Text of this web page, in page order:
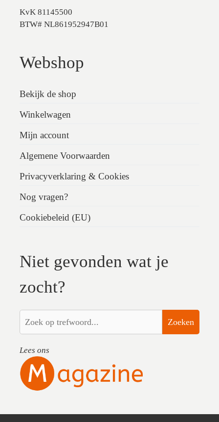
KvK 81145500
BTW# NL861952947B01
Webshop
Bekijk de shop
Winkelwagen
Mijn account
Algemene Voorwaarden
Privacyverklaring & Cookies
Nog vragen?
Cookiebeleid (EU)
Niet gevonden wat je
zocht?
Zoeken
Lees ons